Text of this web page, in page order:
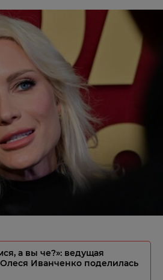
а вы че?»: ведущая
Иванченко поделилась